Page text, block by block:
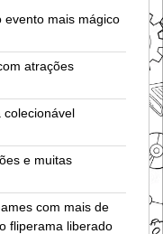
evento mais mágico
atrações
colecionável
e muitas
com mais de
fliperama liberado